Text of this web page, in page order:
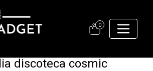
0
discoteca cosmic